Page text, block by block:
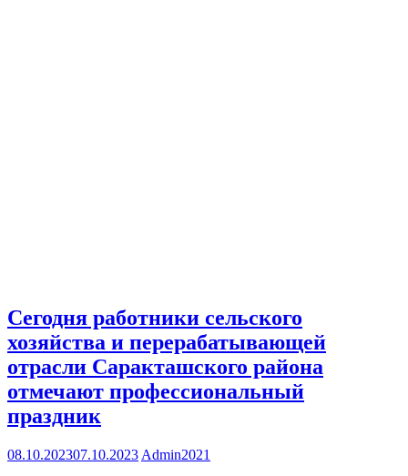
Сегодня работники сельского
хозяйства и перерабатывающей
отрасли Саракташского района
отмечают профессиональный
праздник
08.10.202307.10.2023 Admin2021